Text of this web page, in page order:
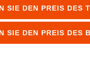
SIE DEN PREIS DES
SIE DEN PREIS DES